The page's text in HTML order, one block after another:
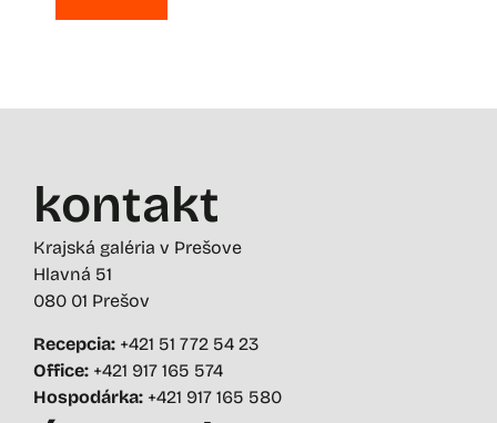
kontakt
Krajská galéria v Prešove
Hlavná 51
080 01 Prešov
Recepcia: +421 51 772 54 23
Office: +421 917 165 574
Hospodárka: +421 917 165 580